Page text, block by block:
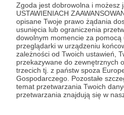
Zgoda jest dobrowolna i możesz
USTAWIENIACH
opisane Twoje prawo żądania
usunięcia lub ograniczenia
dowolnym momencie za pomocą
przeglądarki w urządzeniu
zależności od Twoich ustawień,
przekazywane do zewnętrznych
trzecich tj. z państw spoza
Gospodarczego. Pozostałe
temat przetwarzania Twoich
przetwarzania znajdują się w
Patroni: 28
128 zł miesięcznie
Wspierający otrzyma